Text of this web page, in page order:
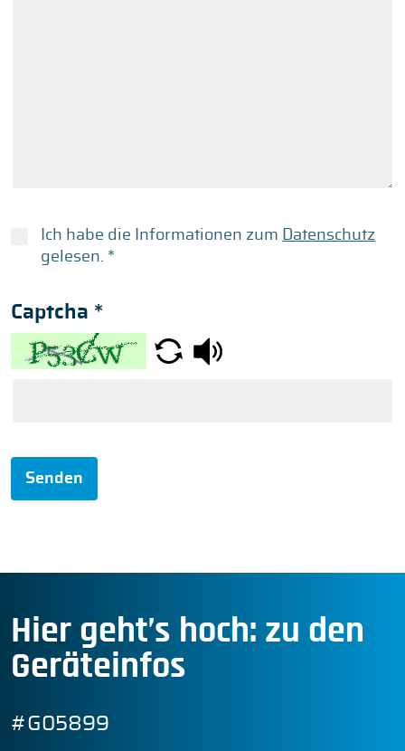
Ich habe die Informationen zum Datenschutz
gelesen. *
Captcha *
Senden
Hier geht’s hoch: zu den
Geräteinfos
#G05899